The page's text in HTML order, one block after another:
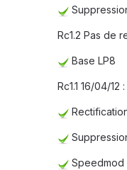
Rc1.2 Pas de
Base LP8
Rc1.1 16/04/12 :
Speedmod